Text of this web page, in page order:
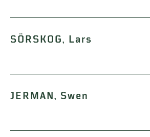
SÖRSKOG, Lars
JERMAN, Swen